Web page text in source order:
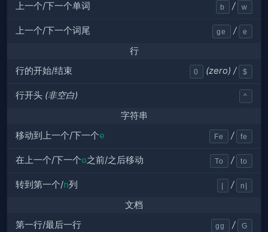
上一个/下一个单词
b / w
上一个/下一个词尾 ge / e
行
行的开始/结束
0 (zero) / $
行开头 (非空白) ^
字符串
移动到上一个/下一个e Fe / fe
在上一个/下一个o之前/之后移动 To / to
转到第一个/n列 | / n|
文档
第一行/最后一行
gg / G